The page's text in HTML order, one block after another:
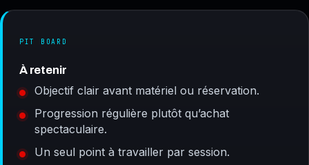
PIT BOARD
À retenir
Objectif clair avant matériel ou réservation.
Progression régulière plutôt qu’achat
spectaculaire.
Un seul point à travailler par session.